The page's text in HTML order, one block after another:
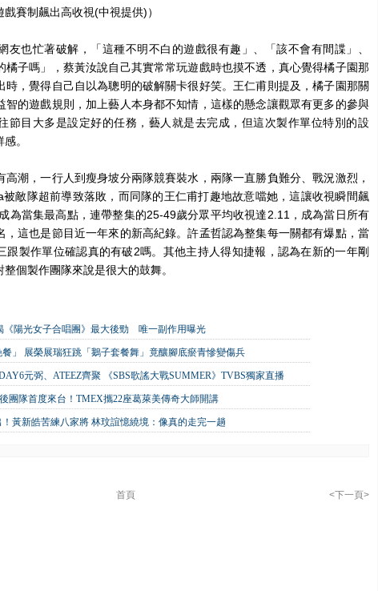
戲賽制飆出高收視(中視提供)）
友也忙著破解，「這種不明不白的遊戲很有趣」、「該不會有間諜」、
橘子嗎」，蔡黃汝說自己其實常常玩遊戲時也摸不透，真心覺得橘子園那
時，覺得自己自以為聰明的破解關卡很好笑。王仁甫則提及，橘子園那關
智的遊戲規則，加上藝人本身都不知情，這樣的懸念讓觀眾有更多的參與
節目大多是設定好的任務，藝人就是去完成，但這次製作單位特別的設
。
高潮，一行人到瘦身坡分兩隊競賽裝水，兩隊一直勝負難分、戰況激烈，
敵隊超前導致落敗，而同隊的王仁甫打趣地故意噹她，這讓收視瞬間飆
為當集最高點，連帶整集的25-49歲分眾平均收視達2.11，成為當日所有
，這也是節目近一年來的新高紀錄。許孟哲認為整集每一關都有爆點，當
跟製作單位確認真的有破2嗎。其他主持人得知捷報，認為在新的一年剛
個製作團隊來說是很大的鼓舞。
《陽光女子合唱團》最大後勁 唯一副作用曝光
」 展榮展瑞狂跳「鵝子套餐舞」竟釀腳底瘀青慘變傷兵
元弼、ATEEZ齊聚 《SBS歌謠大戰SUMMER》TVBS獨家直播
團隊首度來台！TMEX攜22座葛萊美傳奇大師開講
！黃新皓苦練八家將 林玟誼憶繞境：像真的走完一趟
<下一頁>
首頁